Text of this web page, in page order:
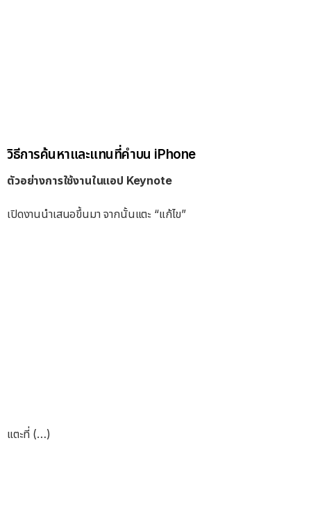
วิธีการค้นหาและแทนที่คำบน iPhone
ตัวอย่างการใช้งานในแอป Keynote
เปิดงานนำเสนอขึ้นมา จากนั้นแตะ “แก้ไข”
แตะที่ (…)